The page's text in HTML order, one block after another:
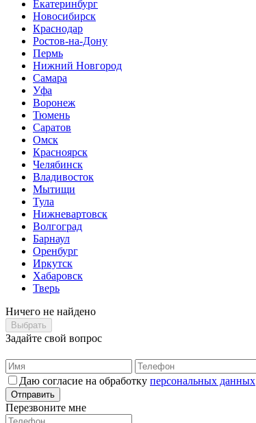
Екатеринбург
Новосибирск
Краснодар
Ростов-на-Дону
Пермь
Нижний Новгород
Самара
Уфа
Воронеж
Тюмень
Саратов
Омск
Красноярск
Челябинск
Владивосток
Мытищи
Тула
Нижневартовск
Волгоград
Барнаул
Оренбург
Иркутск
Хабаровск
Тверь
Ничего не найдено
Выбрать
Задайте свой вопрос
Даю согласие на обработку персональных данных
Отправить
Перезвоните мне